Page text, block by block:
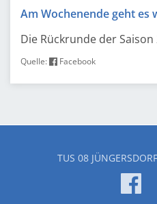
Am Wochenende geht es
Die Rückrunde der
Quelle: Facebook
TUS 08